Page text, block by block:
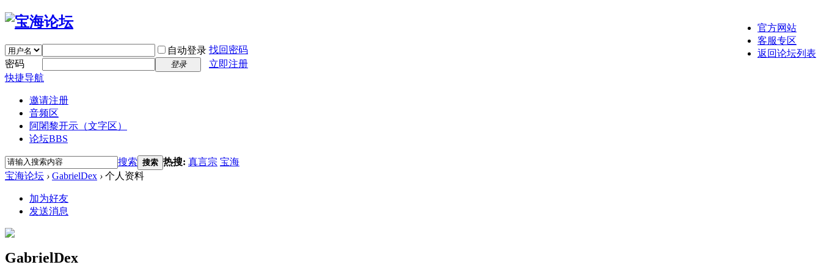
官方网站
客服专区
返回论坛列表
自动登录 找回密码
密码
登录
立即注册
快捷导航
邀请注册
音频区
阿闍黎开示（文字区）
论坛BBS
搜索 搜索 热搜: 真言宗 宝海
宝海论坛 › GabrielDex › 个人资料
加为好友
发送消息
GabrielDex